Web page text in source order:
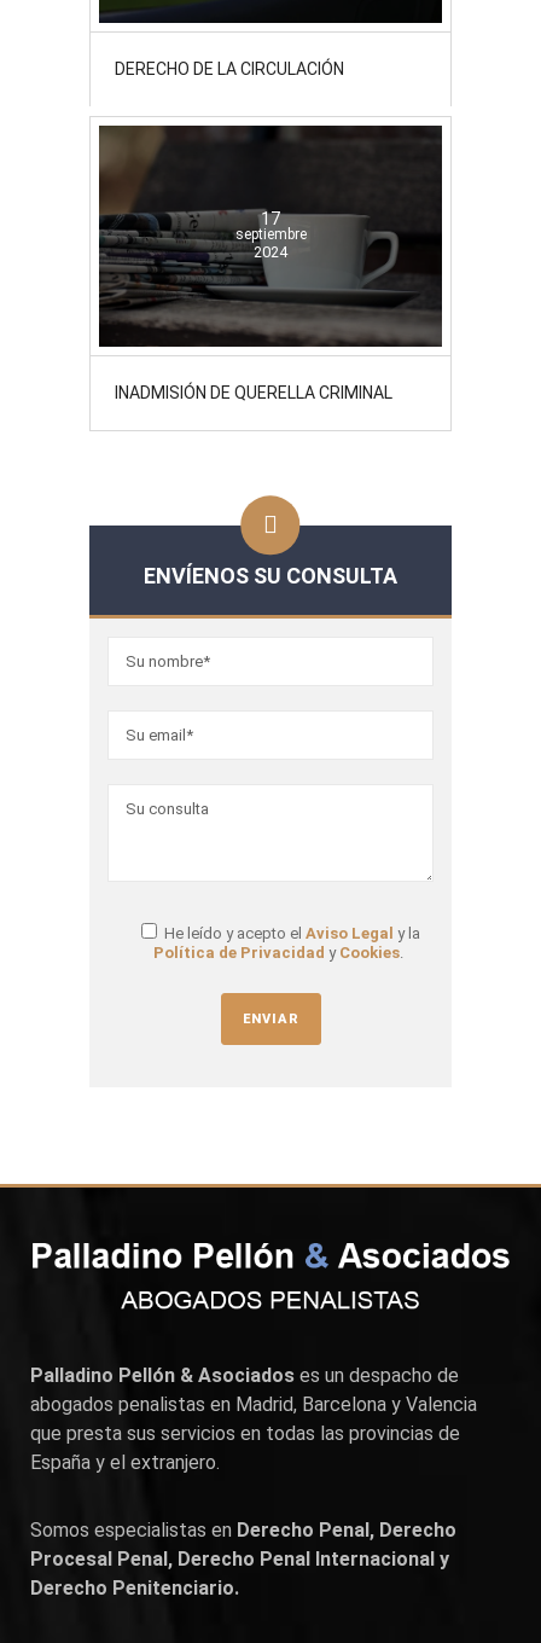
DERECHO DE LA CIRCULACIÓN
17
septiembre
2024
INADMISIÓN DE QUERELLA CRIMINAL
ENVÍENOS SU CONSULTA
He leído y acepto el Aviso Legal y la
Política de Privacidad y Cookies.
Palladino Pellón & Asociados es un despacho de
abogados penalistas en Madrid, Barcelona y Valencia
que presta sus servicios en todas las provincias de
España y el extranjero.
Somos especialistas en Derecho Penal, Derecho
Procesal Penal, Derecho Penal Internacional y
Derecho Penitenciario.